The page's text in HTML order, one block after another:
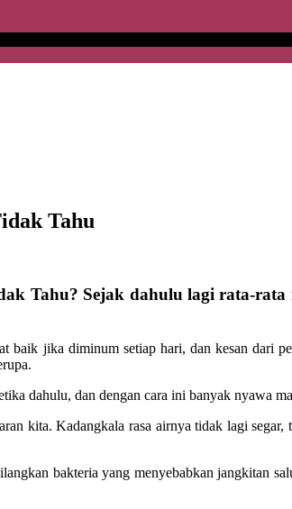
Tahu
Tahu? Sejak dahulu lagi rata-
baik jika diminum setiap hari, dan kesan dari
dahulu, dan dengan cara ini banyak nyawa
kita. Kadangkala rasa airnya tidak lagi segar,
bakteria yang menyebabkan jangkitan